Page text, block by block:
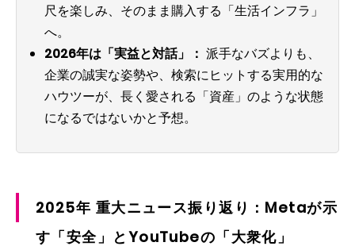
尺を楽しみ、そのまま購入する「生活インフラ」
へ。
2026年は「実益と対話」： 派手なバズよりも、
企業の誠実な姿勢や、検索にヒットする実用的な
ハウツーが、長く愛される「資産」のような状態
になるではないかと予想。
2025年 重大ニュース振り返り：Metaが示
す「安全」とYouTubeの「大衆化」